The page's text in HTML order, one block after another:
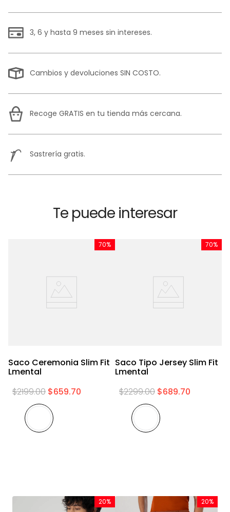
3, 6 y hasta 9 meses sin intereses.
Cambios y devoluciones SIN COSTO.
Recoge GRATIS en tu tienda más cercana.
Sastrería gratis.
Te puede interesar
70%
Saco Ceremonia Slim Fit
Lmental
$2199.00 $659.70
70%
Saco Tipo Jersey Slim Fit
Lmental
$2299.00 $689.70
20% 20%